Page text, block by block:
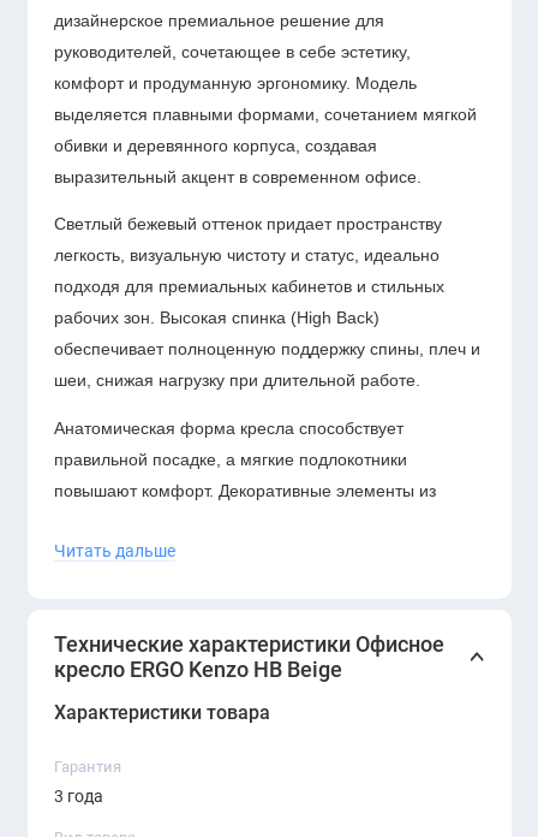
дизайнерское премиальное решение для
руководителей, сочетающее в себе эстетику,
комфорт и продуманную эргономику. Модель
выделяется плавными формами, сочетанием мягкой
обивки и деревянного корпуса, создавая
выразительный акцент в современном офисе.
Светлый бежевый оттенок придает пространству
легкость, визуальную чистоту и статус, идеально
подходя для премиальных кабинетов и стильных
рабочих зон. Высокая спинка (High Back)
обеспечивает полноценную поддержку спины, плеч и
шеи, снижая нагрузку при длительной работе.
Анатомическая форма кресла способствует
правильной посадке, а мягкие подлокотники
повышают комфорт. Декоративные элементы из
добавляют теплоту интерьеру.
металлическая крестовина обеспечивают
устойчивость и долговечность.
Читать дальше
Технические характеристики Офисное
кресло ERGO Kenzo HB Beige
Характеристики товара
Гарантия
3 года